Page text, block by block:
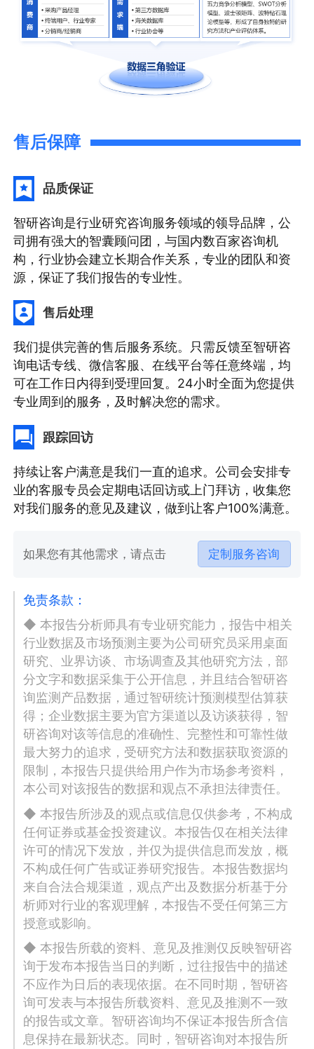
售后保障
品质保证
智研咨询是行业研究咨询服务领域的领导品牌，公
司拥有强大的智囊顾问团，与国内数百家咨询机
构，行业协会建立长期合作关系，专业的团队和资
源，保证了我们报告的专业性。
售后处理
我们提供完善的售后服务系统。只需反馈至智研咨
询电话专线、微信客服、在线平台等任意终端，均
可在工作日内得到受理回复。24小时全面为您提供
专业周到的服务，及时解决您的需求。
跟踪回访
持续让客户满意是我们一直的追求。公司会安排专
业的客服专员会定期电话回访或上门拜访，收集您
对我们服务的意见及建议，做到让客户100%满意。
如果您有其他需求，请点击 定制服务咨询
免责条款：
◆ 本报告分析师具有专业研究能力，报告中相关
行业数据及市场预测主要为公司研究员采用桌面
研究、业界访谈、市场调查及其他研究方法，部
分文字和数据采集于公开信息，并且结合智研咨
询监测产品数据，通过智研统计预测模型估算获
得；企业数据主要为官方渠道以及访谈获得，智
研咨询对该等信息的准确性、完整性和可靠性做
最大努力的追求，受研究方法和数据获取资源的
限制，本报告只提供给用户作为市场参考资料，
本公司对该报告的数据和观点不承担法律责任。
◆ 本报告所涉及的观点或信息仅供参考，不构成
任何证券或基金投资建议。本报告仅在相关法律
许可的情况下发放，并仅为提供信息而发放，概
不构成任何广告或证券研究报告。本报告数据均
来自合法合规渠道，观点产出及数据分析基于分
析师对行业的客观理解，本报告不受任何第三方
授意或影响。
◆ 本报告所载的资料、意见及推测仅反映智研咨
询于发布本报告当日的判断，过往报告中的描述
不应作为日后的表现依据。在不同时期，智研咨
询可发表与本报告所载资料、意见及推测不一致
的报告或文章。智研咨询均不保证本报告所含信
息保持在最新状态。同时，智研咨询对本报告所